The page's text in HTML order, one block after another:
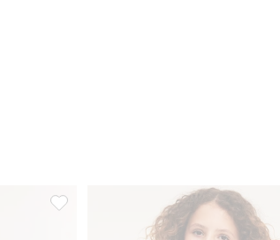
Dodaj do listy ulubione
Krótka spódnica z falbanami, Dodaj